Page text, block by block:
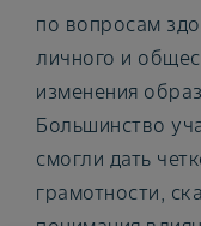
по вопросам
личного и
изменения
Большинство
смогли дать
грамотности,